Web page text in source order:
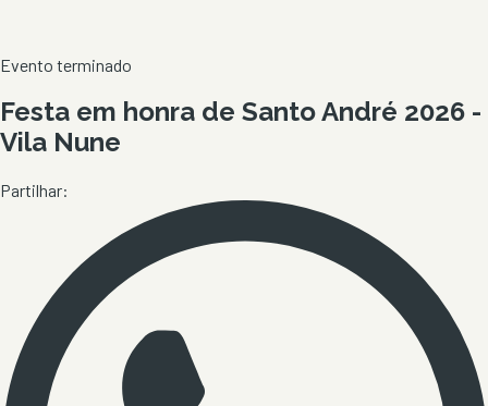
Evento terminado
Festa em honra de Santo André 2026 -
Vila Nune
Partilhar: